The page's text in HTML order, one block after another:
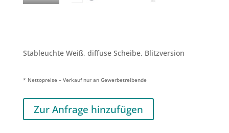
Stableuchte Weiß, diffuse Scheibe, Blitzversion
* Nettopreise – Verkauf nur an Gewerbetreibende
Zur Anfrage hinzufügen